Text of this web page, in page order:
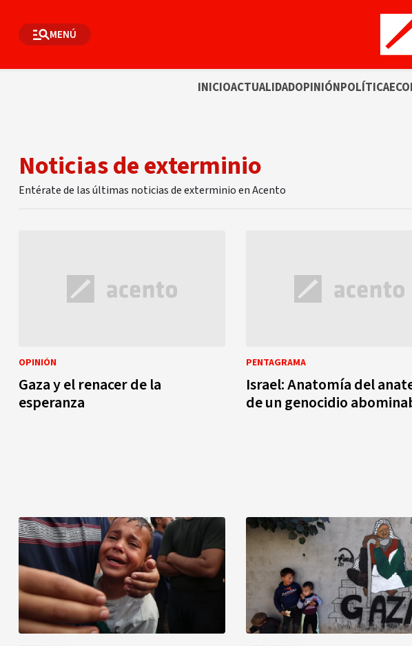
MENÚ
INICIOACTUALIDADOPINIÓNPOLÍTICA
Noticias de exterminio
Entérate de las últimas noticias de exterminio en Acento
OPINIÓN
Gaza y el renacer de la
esperanza
PENTAGRAMA
Israel: Anatomía del
de un genocidio